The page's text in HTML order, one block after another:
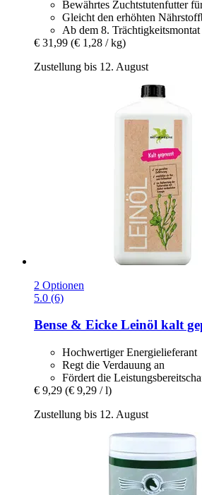
Bewährtes Zuchtstutenfutter
Gleicht den erhöhten
Ab dem 8. Trächtigkeitsmontat
€ 31,99 (€ 1,28 / kg)
Zustellung bis 12. August
2 Optionen
5.0 (6)
Bense & Eicke Leinöl kalt
Hochwertiger Energielieferant
Regt die Verdauung an
Fördert die
€ 9,29 (€ 9,29 / l)
Zustellung bis 12. August